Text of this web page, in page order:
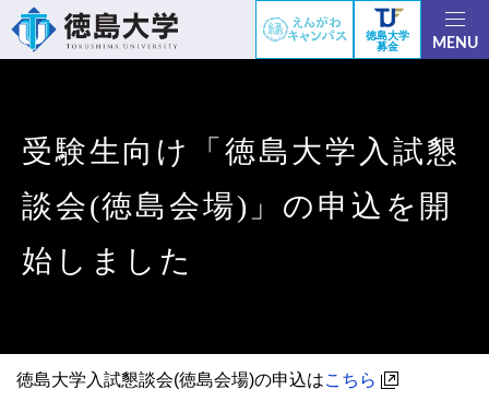
徳島大学
募金
MENU
受験生向け「徳島大学入試懇
談会(徳島会場)」の申込を開
始しました
徳島大学入試懇談会(徳島会場)の申込はこちら